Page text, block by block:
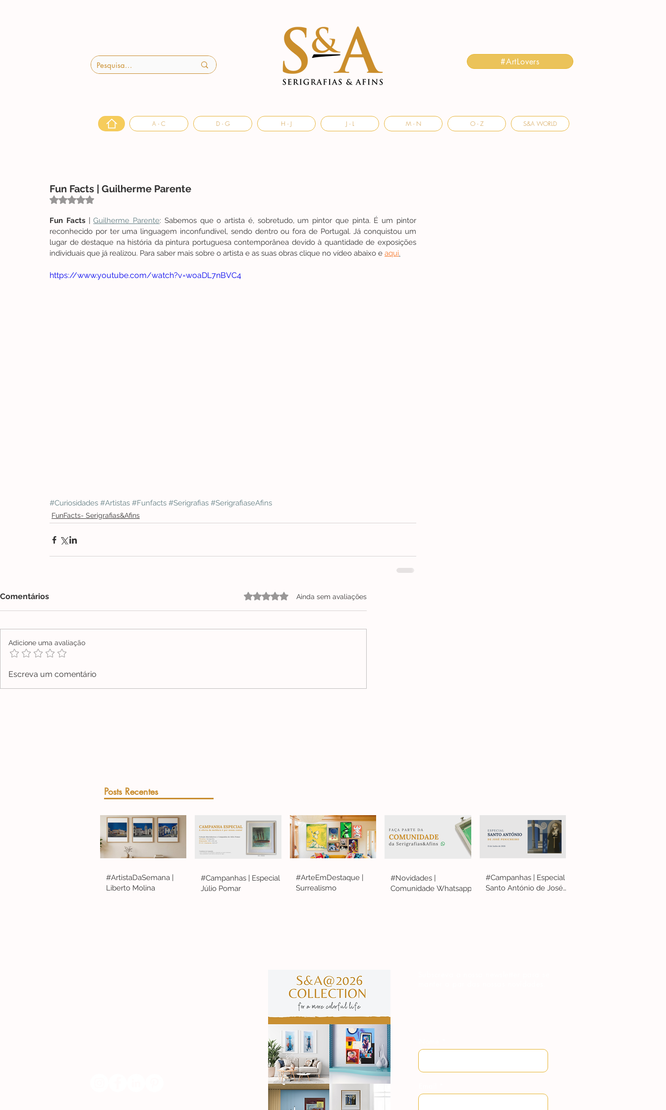
#ArtLovers
A - C D - G H - J J - L M - N O - Z S&A WORLD
Fun Facts | Guilherme Parente
Avaliado com NaN de 5 estrelas.
Fun Facts | Guilherme Parente: Sabemos que o artista é, sobretudo, um pintor que pinta. É um pintor
reconhecido por ter uma linguagem inconfundível, sendo dentro ou fora de Portugal. Já conquistou um
lugar de destaque na história da pintura portuguesa contemporânea devido à quantidade de exposições
individuais que já realizou. Para saber mais sobre o artista e as suas obras clique no vídeo abaixo e aqui.
https://www.youtube.com/watch?v=woaDL7nBVC4
#Curiosidades #Artistas #Funfacts #Serigrafias #SerigrafiaseAfins
FunFacts- Serigrafias&Afins
Comentários Avaliado com 0 de 5 estrelas.
Ainda sem avaliações
Adicione uma avaliação
Escreva um comentário
Posts Recentes
#ArtistaDaSemana |
Liberto Molina
#Campanhas | Especial
Júlio Pomar
#ArteEmDestaque |
Surrealismo
#Novidades |
Comunidade Whatsapp
#Campanhas | Especial
Santo António de José